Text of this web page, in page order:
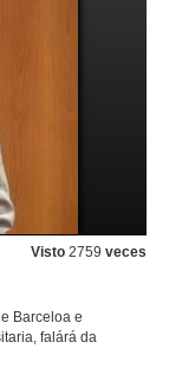
Visto 2759 veces
Barceloa e
falárá da